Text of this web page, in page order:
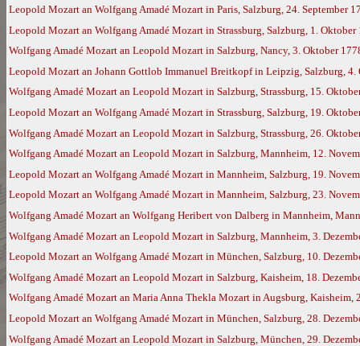
Leopold Mozart an Wolfgang Amadé Mozart in Paris, Salzburg, 24. September
Leopold Mozart an Wolfgang Amadé Mozart in Strassburg, Salzburg, 1.
Wolfgang Amadé Mozart an Leopold Mozart in Salzburg, Nancy, 3. Oktober
Leopold Mozart an Johann Gottlob Immanuel Breitkopf in Leipzig, Salzburg, 4.
Wolfgang Amadé Mozart an Leopold Mozart in Salzburg, Strassburg, 15.
Leopold Mozart an Wolfgang Amadé Mozart in Strassburg, Salzburg, 19.
Wolfgang Amadé Mozart an Leopold Mozart in Salzburg, Strassburg, 26.
Wolfgang Amadé Mozart an Leopold Mozart in Salzburg, Mannheim, 12.
Leopold Mozart an Wolfgang Amadé Mozart in Mannheim, Salzburg, 19.
Leopold Mozart an Wolfgang Amadé Mozart in Mannheim, Salzburg, 23.
Wolfgang Amadé Mozart an Wolfgang Heribert von Dalberg in Mannheim,
Wolfgang Amadé Mozart an Leopold Mozart in Salzburg, Mannheim, 3.
Leopold Mozart an Wolfgang Amadé Mozart in München, Salzburg, 10.
Wolfgang Amadé Mozart an Leopold Mozart in Salzburg, Kaisheim, 18.
Wolfgang Amadé Mozart an Maria Anna Thekla Mozart in Augsburg, Kaisheim,
Leopold Mozart an Wolfgang Amadé Mozart in München, Salzburg, 28.
Wolfgang Amadé Mozart an Leopold Mozart in Salzburg, München, 29.